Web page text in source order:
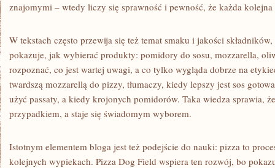
znajomymi – wtedy liczy się sprawność i pewność, że każda
W tekstach często przewija się też temat smaku i jakości
pokazuje, jak wybierać produkty: pomidory do sosu, mozzarella,
rozpoznać, co jest wartej uwagi, a co tylko wygląda dobrze na
twardszą mozzarellą do pizzy, tłumaczy, kiedy lepszy jest sos
użyć passaty, a kiedy krojonych pomidorów. Taka wiedza sprawia,
przypadkiem, a staje się świadomym wyborem.
Istotnym elementem bloga jest też podejście do nauki: pizza to
kolejnych wypiekach. Pizza Dog Field wspiera ten rozwój, bo